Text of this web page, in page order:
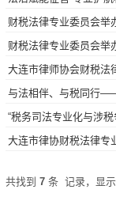
财税法律专业委员会举
财税法律专业委员会举
大连市律师协会财税法
与法相伴、与税同行
“税务司法专业化与涉
大连市律协财税法律专
共找到 7 条 记录，显